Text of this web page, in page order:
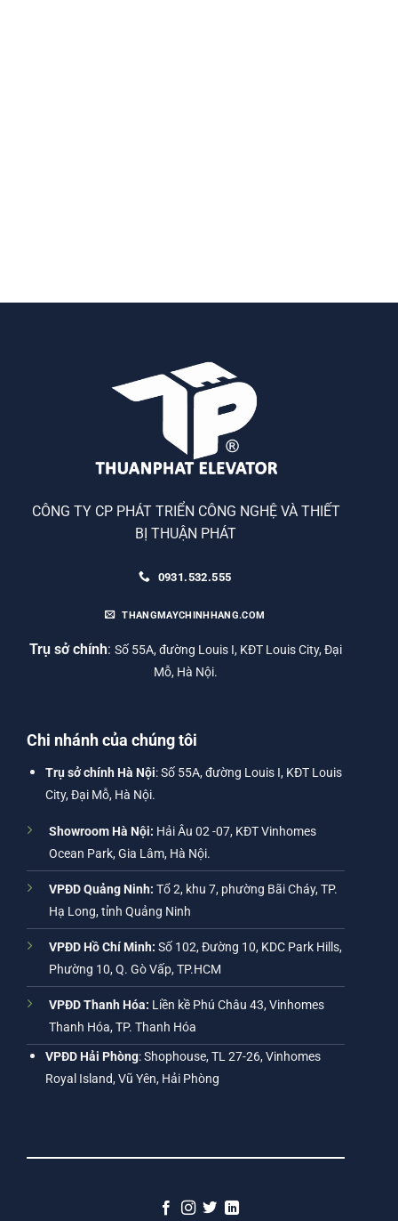
CÔNG TY CP PHÁT TRIỂN CÔNG NGHỆ VÀ THIẾT
BỊ THUẬN PHÁT
0931.532.555
THANGMAYCHINHHANG.COM
Trụ sở chính: Số 55A, đường Louis I, KĐT Louis City, Đại
Mỗ, Hà Nội.
Chi nhánh của chúng tôi
Trụ sở chính Hà Nội: Số 55A, đường Louis I, KĐT Louis
City, Đại Mỗ, Hà Nội.
Showroom Hà Nội: Hải Âu 02 -07, KĐT Vinhomes
Ocean Park, Gia Lâm, Hà Nội.
VPĐD Quảng Ninh: Tổ 2, khu 7, phường Bãi Cháy, TP.
Hạ Long, tỉnh Quảng Ninh
VPĐD Hồ Chí Minh: Số 102, Đường 10, KDC Park Hills,
Phường 10, Q. Gò Vấp, TP.HCM
VPĐD Thanh Hóa: Liền kề Phú Châu 43, Vinhomes
Thanh Hóa, TP. Thanh Hóa
VPĐD Hải Phòng: Shophouse, TL 27-26, Vinhomes
Royal Island, Vũ Yên, Hải Phòng